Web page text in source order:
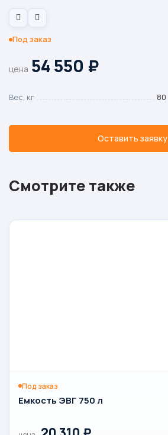
Под заказ
цена 54 550 ₽
Вес, кг 80
Оставить заявку
Смотрите также
Под заказ
Емкость ЭВГ 750 л